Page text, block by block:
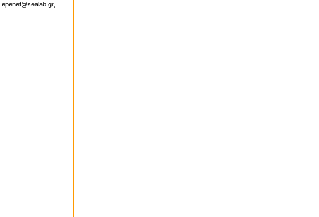
epenet@sealab.gr,